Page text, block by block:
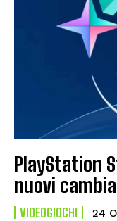
PlayStation
nuovi
VIDEOGIOCHI 24